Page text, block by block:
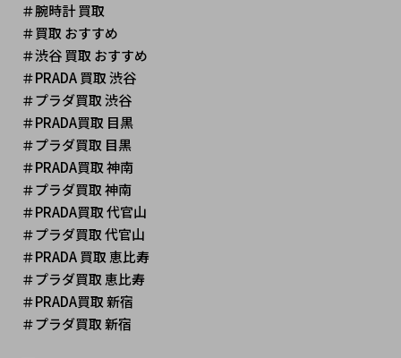
＃腕時計 買取
＃買取 おすすめ
＃渋谷 買取 おすすめ
＃PRADA 買取 渋谷
＃プラダ買取 渋谷
＃PRADA買取 目黒
＃プラダ買取 目黒
＃PRADA買取 神南
＃プラダ買取 神南
＃PRADA買取 代官山
＃プラダ買取 代官山
＃PRADA 買取 恵比寿
＃プラダ買取 恵比寿
＃PRADA買取 新宿
＃プラダ買取 新宿